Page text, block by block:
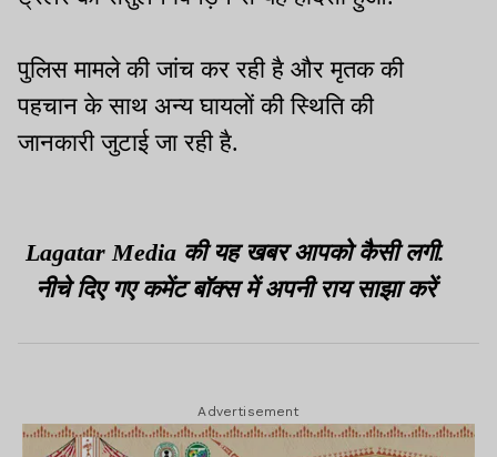
पुलिस मामले की जांच कर रही है और मृतक की
पहचान के साथ अन्य घायलों की स्थिति की
जानकारी जुटाई जा रही है.
Lagatar Media की यह खबर आपको कैसी लगी.
नीचे दिए गए कमेंट बॉक्स में अपनी राय साझा करें
Advertisement